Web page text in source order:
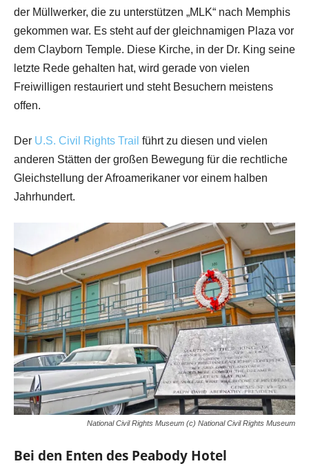
der Müllwerker, die zu unterstützen „MLK“ nach Memphis
gekommen war. Es steht auf der gleichnamigen Plaza vor
dem Clayborn Temple. Diese Kirche, in der Dr. King seine
letzte Rede gehalten hat, wird gerade von vielen
Freiwilligen restauriert und steht Besuchern meistens
offen.
Der U.S. Civil Rights Trail führt zu diesen und vielen
anderen Stätten der großen Bewegung für die rechtliche
Gleichstellung der Afroamerikaner vor einem halben
Jahrhundert.
National Civil Rights Museum (c) National Civil Rights Museum
Bei den Enten des Peabody Hotel